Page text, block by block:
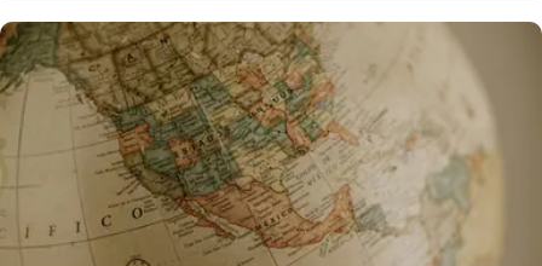
Editoriali
VIDEO
Ambiente
Cronaca